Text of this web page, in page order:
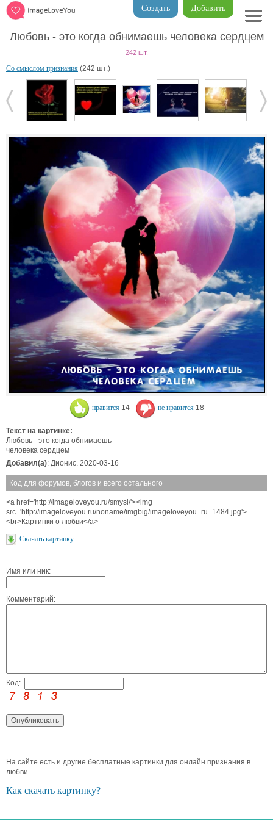
Добавить
Создать
Любовь - это когда обнимаешь человека сердцем
242 шт.
Со смыслом признания (242 шт.)
нравится 14 не нравится 18
Текст на картинке:
Любовь - это когда обнимаешь
человека сердцем
Добавил(а): Дионис. 2020-03-16
Код для форумов, блогов и всего остального
<a href='http://imageloveyou.ru/smysl/'><img
src='http://imageloveyou.ru/noname/imgbig/imageloveyou_ru_1484.jpg'>
<br>Картинки о любви</a>
Скачать картинку
Имя или ник:
Комментарий:
Код:
На сайте есть и другие бесплатные картинки для онлайн признания в
любви.
Как скачать картинку?